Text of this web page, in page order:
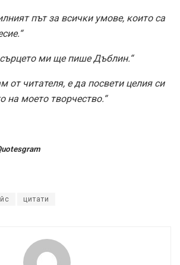
път за всички умове, които са
ми ще пише Дъблин.“
от читателя, е да посвети целия си
на моето творчество.“
цитати